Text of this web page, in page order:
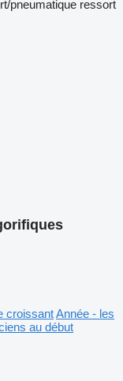
pneumatique ressort
croissantAnnée - les
au début